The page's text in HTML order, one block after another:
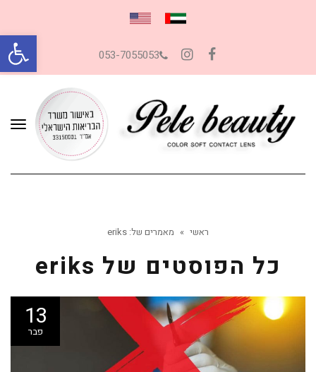
פתח 053-7055053
ראשי » מאמרים של: eriks
כל הפוסטים של eriks
13
פבר